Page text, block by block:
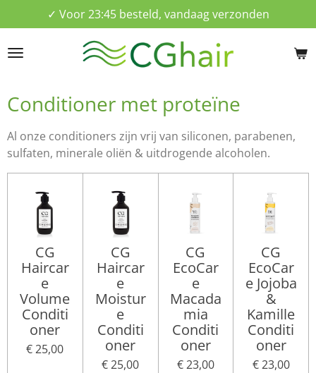
direct
naar
✓ Voor 23:45 besteld, vandaag verzonden
Conditioner met proteïne
Al onze conditioners zijn vrij van siliconen, parabenen,
sulfaten, minerale oliën & uitdrogende alcoholen.
CG
Haircar
e
Volume
Conditi
oner
€ 25,00
CG
Haircar
e
Moistur
e
Conditi
oner
€ 25,00
CG
EcoCar
e
Macada
mia
Conditi
oner
€ 23,00
CG
EcoCar
e Jojoba
&
Kamille
Conditi
oner
€ 23,00